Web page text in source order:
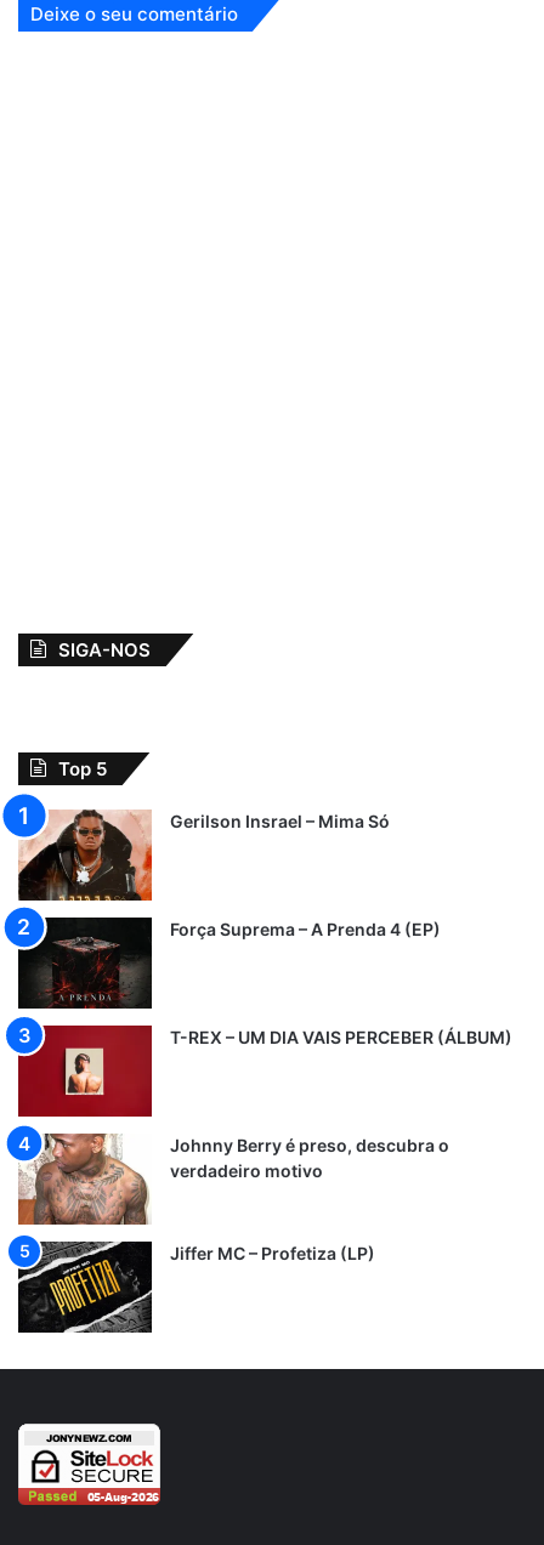
Deixe o seu comentário
SIGA-NOS
Top 5
Gerilson Insrael – Mima Só
Força Suprema – A Prenda 4 (EP)
T-REX – UM DIA VAIS PERCEBER (ÁLBUM)
Johnny Berry é preso, descubra o
verdadeiro motivo
Jiffer MC – Profetiza (LP)